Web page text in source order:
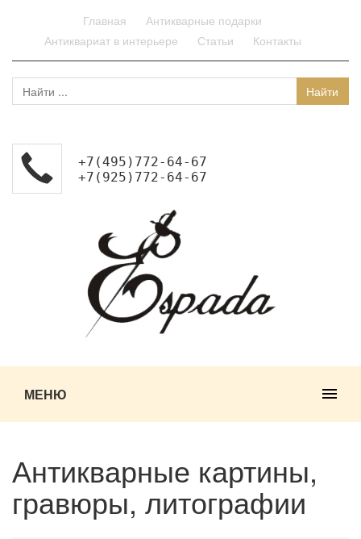
Главная
Антикварные подарки
Антиквариат в интерьере
Статьи Контакты
+7(495)772-64-67
+7(925)772-64-67
МЕНЮ
Антикварные картины,
гравюры, литографии